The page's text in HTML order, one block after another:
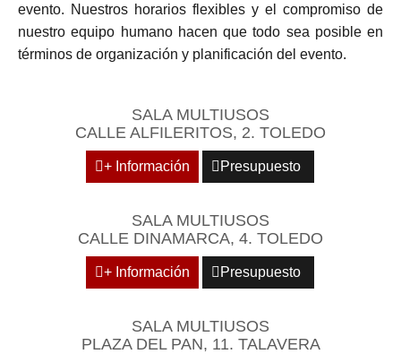
evento. Nuestros horarios flexibles y el compromiso de
nuestro equipo humano hacen que todo sea posible en
términos de organización y planificación del evento.
SALA MULTIUSOS
CALLE ALFILERITOS, 2. TOLEDO
+ Información Presupuesto
SALA MULTIUSOS
CALLE DINAMARCA, 4. TOLEDO
+ Información Presupuesto
SALA MULTIUSOS
PLAZA DEL PAN, 11. TALAVERA